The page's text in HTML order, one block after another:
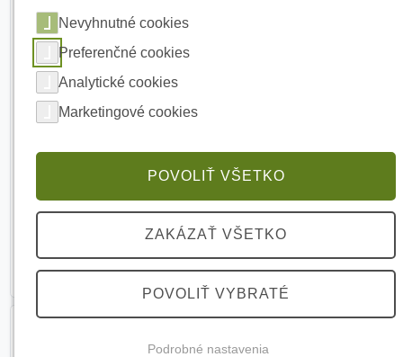
Nevyhnutné cookies
Preferenčné cookies
Analytické cookies
Marketingové cookies
POVOLIŤ VŠETKO
ZAKÁZAŤ VŠETKO
POVOLIŤ VYBRATÉ
Podrobné nastavenia